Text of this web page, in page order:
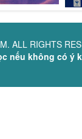
ALL RIGHTS
nếu không có ý